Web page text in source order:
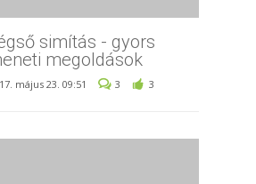
simítás - gyors
megoldások
május 23. 09:51 3 3